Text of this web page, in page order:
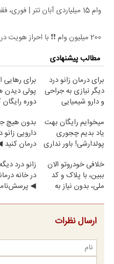
وام 15 میلیاردی آبان تتر | فوری، فقط با احراز هویت
200 میلیون وام ❗❗ با احراز هویت در آبان تتر
مطالب پیشنهادی
برای درمان زانو درد
دیگر نیازی به جراحی
و دارو شیمیایی
برای رهایی
پولی دیدن
دوره رایگان
میخوایم رایگان بهت
یاد بدیم چجوری
پولدارشی! باور نداری
بدون هیچ
دارویی زانو
درمان
خلافی خودروتو الان
ببین، با پلاک و کد
ملی، بدون نیاز به
زانو درد
در خانه
◀
ارسال نظرات